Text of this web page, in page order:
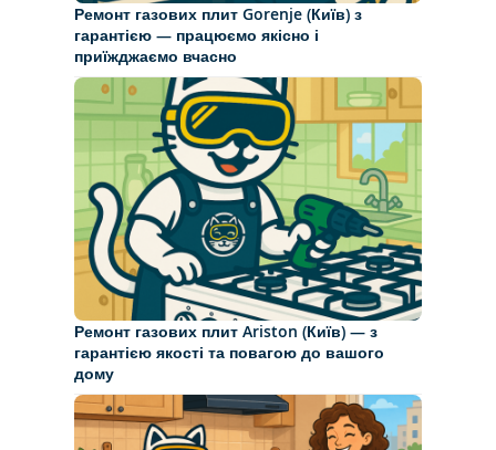
Ремонт газових плит Gorenje (Київ) з
гарантією — працюємо якісно і
приїжджаємо вчасно
Ремонт газових плит Ariston (Київ) — з
гарантією якості та повагою до вашого
дому